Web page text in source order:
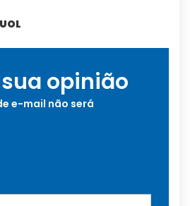
UOL
opinião
e-mail não será